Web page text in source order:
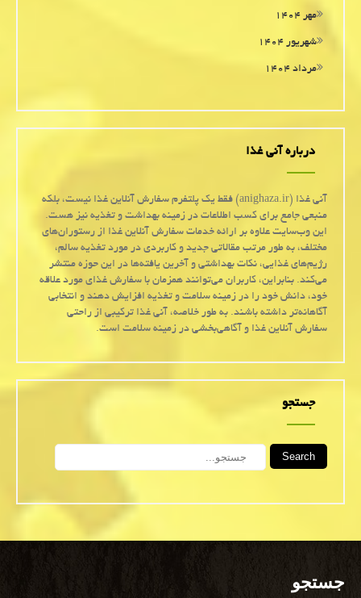
مهر ۱۴۰۴
شهریور ۱۴۰۴
مرداد ۱۴۰۴
درباره آنی غذا
آنی غذا (anighaza.ir) فقط یک پلتفرم سفارش آنلاین غذا نیست، بلکه
منبعی جامع برای کسب اطلاعات در زمینه بهداشت و تغذیه نیز هست.
این وب‌سایت علاوه بر ارائه خدمات سفارش آنلاین غذا از رستوران‌های
مختلف، به طور مرتب مقالاتی جدید و کاربردی در مورد تغذیه سالم،
رژیم‌های غذایی، نکات بهداشتی و آخرین یافته‌ها در این حوزه منتشر
می‌کند. بنابراین، کاربران می‌توانند همزمان با سفارش غذای مورد علاقه
خود، دانش خود را در زمینه سلامت و تغذیه افزایش دهند و انتخابی
آگاهانه‌تر داشته باشند. به طور خلاصه، آنی غذا ترکیبی از راحتی
سفارش آنلاین غذا و آگاهی‌بخشی در زمینه سلامت است.
جستجو
Search
جستجو